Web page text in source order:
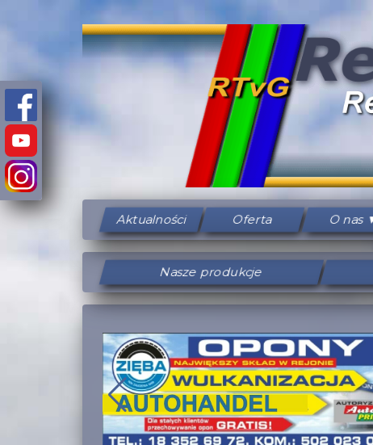
Aktualności Oferta O nas
Nasze produkcje